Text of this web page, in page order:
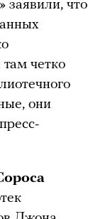
заявили, что
там четко
они